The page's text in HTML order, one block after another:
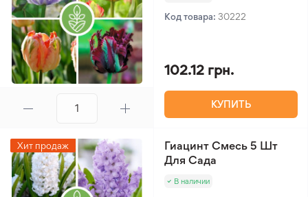
Код товара: 30222
102.12 грн.
КУПИТЬ
Хит продаж
Гиацинт Смесь 5 Шт
Для Сада
В наличии